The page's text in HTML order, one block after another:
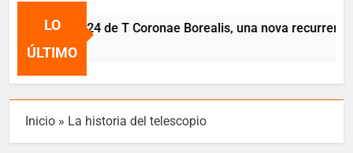
LO
ÚLTIMO
2024 de T Coronae Borealis, una nova recurrente
Inicio » La historia del telescopio